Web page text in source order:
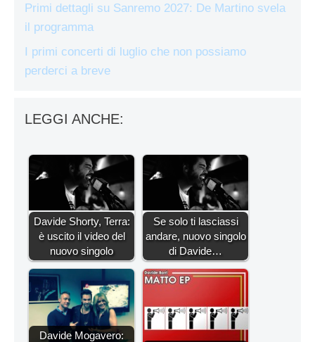
Primi dettagli su Sanremo 2027: De Martino svela
il programma
I primi concerti di luglio che non possiamo
perderci a breve
LEGGI ANCHE:
Davide Shorty, Terra:
è uscito il video del
nuovo singolo
Se solo ti lasciassi
andare, nuovo singolo
di Davide…
Davide Mogavero: